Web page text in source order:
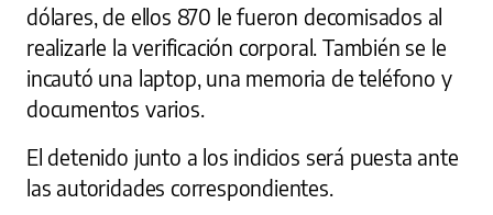
dólares, de ellos 870 le fueron decomisados al
realizarle la verificación corporal. También se le
incautó una laptop, una memoria de teléfono y
documentos varios.
El detenido junto a los indicios será puesta ante
las autoridades correspondientes.